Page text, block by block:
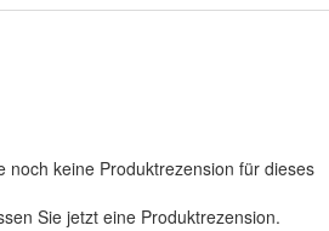
noch keine Produktrezension für dieses
Sie jetzt eine Produktrezension.